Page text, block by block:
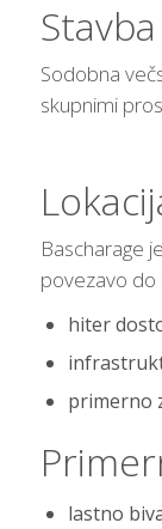
Stavba
Sodobna
skupnimi
Bascharage
povezavo do
hiter
primerno
lastno